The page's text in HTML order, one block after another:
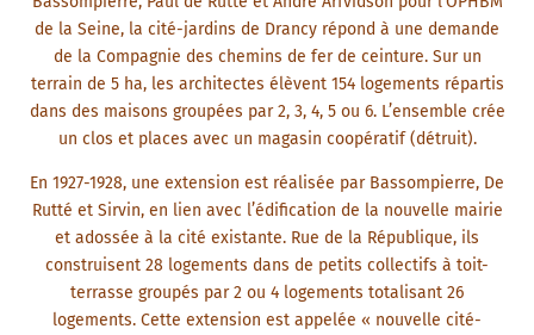
de la Seine, la cité-jardins de Drancy répond à une demande
de la Compagnie des chemins de fer de ceinture. Sur un
terrain de 5 ha, les architectes élèvent 154 logements répartis
dans des maisons groupées par 2, 3, 4, 5 ou 6. L’ensemble crée
un clos et places avec un magasin coopératif (détruit).
En 1927-1928, une extension est réalisée par Bassompierre, De
Rutté et Sirvin, en lien avec l’édification de la nouvelle mairie
et adossée à la cité existante. Rue de la République, ils
construisent 28 logements dans de petits collectifs à toit-
terrasse groupés par 2 ou 4 logements totalisant 26
logements. Cette extension est appelée « nouvelle cité-